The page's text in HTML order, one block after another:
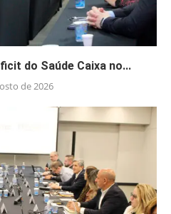
do Saúde Caixa no...
de 2026